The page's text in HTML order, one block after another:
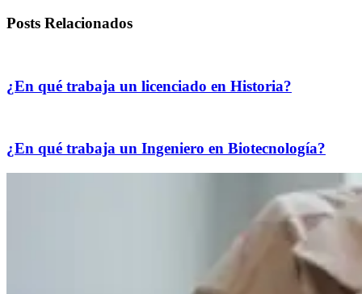
Posts Relacionados
¿En qué trabaja un licenciado en Historia?
¿En qué trabaja un Ingeniero en Biotecnología?